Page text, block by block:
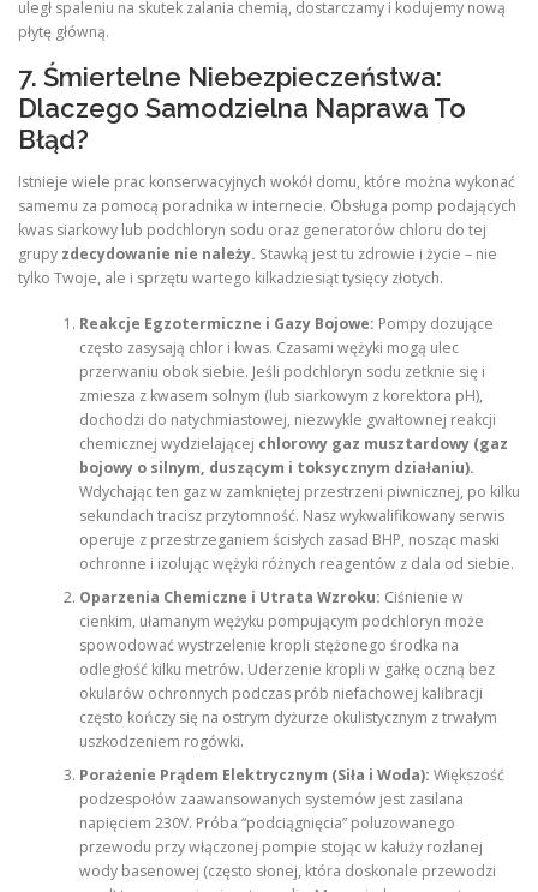
uległ spaleniu na skutek zalania chemią, dostarczamy i kodujemy nową
płytę główną.
7. Śmiertelne Niebezpieczeństwa:
Dlaczego Samodzielna Naprawa To
Błąd?
Istnieje wiele prac konserwacyjnych wokół domu, które można wykonać
samemu za pomocą poradnika w internecie. Obsługa pomp podających
kwas siarkowy lub podchloryn sodu oraz generatorów chloru do tej
grupy zdecydowanie nie należy. Stawką jest tu zdrowie i życie – nie
tylko Twoje, ale i sprzętu wartego kilkadziesiąt tysięcy złotych.
Reakcje Egzotermiczne i Gazy Bojowe: Pompy dozujące
często zasysają chlor i kwas. Czasami wężyki mogą ulec
przerwaniu obok siebie. Jeśli podchloryn sodu zetknie się i
zmiesza z kwasem solnym (lub siarkowym z korektora pH),
dochodzi do natychmiastowej, niezwykle gwałtownej reakcji
chemicznej wydzielającej chlorowy gaz musztardowy (gaz
bojowy o silnym, duszącym i toksycznym działaniu).
Wdychając ten gaz w zamkniętej przestrzeni piwnicznej, po kilku
sekundach tracisz przytomność. Nasz wykwalifikowany serwis
operuje z przestrzeganiem ścisłych zasad BHP, nosząc maski
ochronne i izolując wężyki różnych reagentów z dala od siebie.
Oparzenia Chemiczne i Utrata Wzroku: Ciśnienie w
cienkim, ułamanym wężyku pompującym podchloryn może
spowodować wystrzelenie kropli stężonego środka na
odległość kilku metrów. Uderzenie kropli w gałkę oczną bez
okularów ochronnych podczas prób niefachowej kalibracji
często kończy się na ostrym dyżurze okulistycznym z trwałym
uszkodzeniem rogówki.
Porażenie Prądem Elektrycznym (Siła i Woda): Większość
podzespołów zaawansowanych systemów jest zasilana
napięciem 230V. Próba “podciągnięcia” poluzowanego
przewodu przy włączonej pompie stojąc w kałuży rozlanej
wody basenowej (często słonej, która doskonale przewodzi